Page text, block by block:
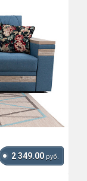
2 349.00 руб.